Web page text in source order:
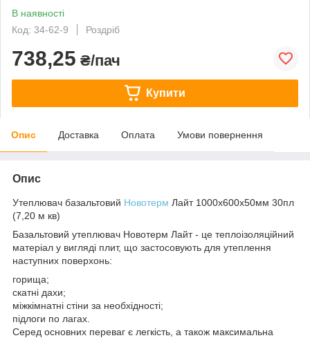
В наявності
Код: 34-62-9
Роздріб
738,25 ₴/пач
Купити
Опис Доставка Оплата Умови повернення
Опис
Утеплювач базальтовий Новотерм Лайт 1000х600х50мм 30пл
(7,20 м кв)
Базальтовий утеплювач Новотерм Лайт - це теплоізоляційний
матеріал у вигляді плит, що застосовують для утеплення
наступних поверхонь:
горища;
скатні дахи;
міжкімнатні стіни за необхідності;
підлоги по лагах.
Серед основних переваг є легкість, а також максимальна